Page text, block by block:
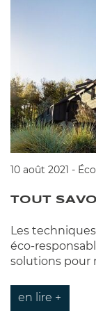
10 août 2021 -
TOUT
Les
éco-
solutions pour
en lire +